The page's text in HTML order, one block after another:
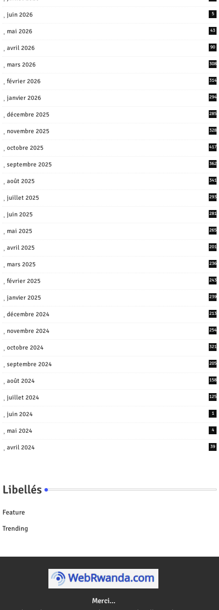
juin 2026 5
mai 2026 43
avril 2026 90
mars 2026 308
février 2026 314
janvier 2026 294
décembre 2025 285
novembre 2025 328
octobre 2025 417
septembre 2025 362
août 2025 341
juillet 2025 293
juin 2025 281
mai 2025 265
avril 2025 201
mars 2025 236
février 2025 243
janvier 2025 239
décembre 2024 213
novembre 2024 254
octobre 2024 321
septembre 2024 205
août 2024 158
juillet 2024 125
juin 2024 1
mai 2024 4
avril 2024 39
Libellés
Feature
Trending
Merci...